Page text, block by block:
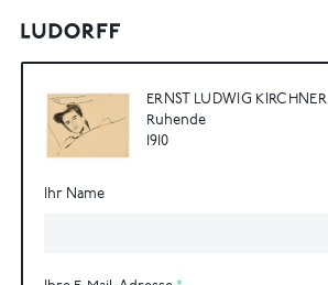
ERNST LUDWIG KIRCHNER
Ruhende
1910
Ihr Name